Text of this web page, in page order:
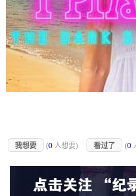
我想要 (0 人想要) 看过了 (0